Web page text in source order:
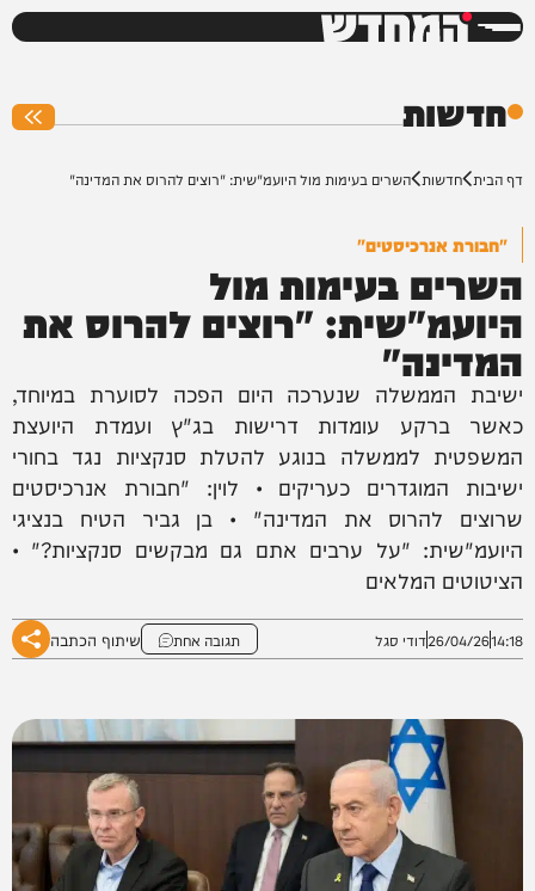
המחדש
חדשות
דף הבית חדשות השרים בעימות מול היועמ"שית: "רוצים להרוס את המדינה"
"חבורת אנרכיסטים"
השרים בעימות מול
היועמ"שית: "רוצים להרוס את
המדינה"
ישיבת הממשלה שנערכה היום הפכה לסוערת במיוחד,
כאשר ברקע עומדות דרישות בג"ץ ועמדת היועצת
המשפטית לממשלה בנוגע להטלת סנקציות נגד בחורי
ישיבות המוגדרים כעריקים • לוין: "חבורת אנרכיסטים
שרוצים להרוס את המדינה" • בן גביר הטיח בנציגי
היועמ"שית: "על ערבים אתם גם מבקשים סנקציות?" •
הציטוטים המלאים
14:18
26/04/26דודי סגל תגובה אחת שיתוף הכתבה